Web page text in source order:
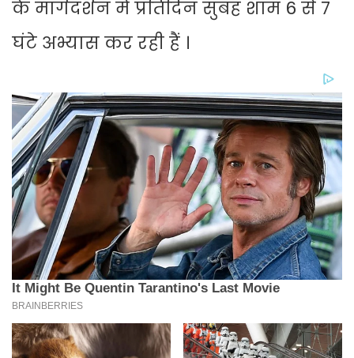
के मार्गदर्शन में प्रतिदिन सुबह शाम 6 से 7
घंटे अभ्यास कर रही हैं ।